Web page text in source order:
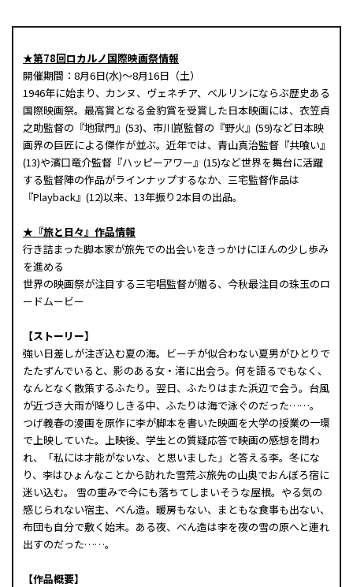
★第78回ロカルノ国際映画祭情報
開催期間：8月6日(水)～8月16日（土）
1946年に始まり、カンヌ、ヴェネチア、ベルリンにならぶ歴史ある
国際映画祭。最高賞となる金豹賞を受賞した日本映画には、衣笠貞
之助監督の『地獄門』(53)、市川崑監督の『野火』(59)など日本映
画界の巨匠による傑作が並ぶ。近年では、青山真治監督『共喰い』
(13)や濱口竜介監督『ハッピーアワー』(15)など世界を舞台に活躍
する監督陣の作品がラインナップするなか、三宅監督作品は
『Playback』(12)以来、13年振り2本目の出品。
★『旅と日々』作品情報
行き詰まった脚本家が旅先での出会いをきっかけにほんの少し歩み
を進める――
世界の映画祭が注目する三宅唱監督が贈る、今秋最注目の珠玉のロ
ードムービー
【ストーリー】
強い日差しが注ぎ込む夏の海。ビーチが似合わない夏男がひとりで
たたずんでいると、影のある女・渚に出会う。何を語るでもなく、
なんとなく散策するふたり。翌日、ふたりはまた浜辺で会う。台風
が近づき大雨が降りしきる中、ふたりは海で泳ぐのだった……。
つげ義春の漫画を原作に李が脚本を書いた映画を大学の授業の一環
で上映していた。上映後、学生との質疑応答で映画の感想を問わ
れ、「私には才能がないな、と思いました」と答える李。冬にな
り、李はひょんなことから訪れた雪荒ぶ旅先の山奥でおんぼろ宿に
迷い込む。 雪の重みで今にも落ちてしまいそうな屋根。やる気の
感じられない宿主、べん造。暖房もない、まともな食事も出ない、
布団も自分で敷く始末。ある夜、べん造は李を夜の雪の原へと連れ
出すのだった……。
【作品概要】